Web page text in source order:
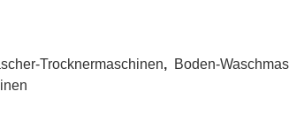
Trocknermaschinen, Boden-